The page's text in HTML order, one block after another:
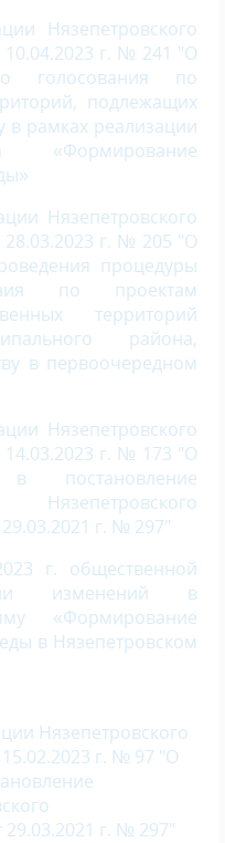
Нязепетровского
г. № 241 "О
голосования по
подлежащих
в рамках реализации
«Формирование
Нязепетровского
г. № 205 "О
процедуры
по проектам
территорий
района,
в первоочередном
Нязепетровского
г. № 173 "О
постановление
г. № 297"
г. общественной
изменений в
«Формирование
в Нязепетровском
Нязепетровского
г. № 97 "О
г. № 297"